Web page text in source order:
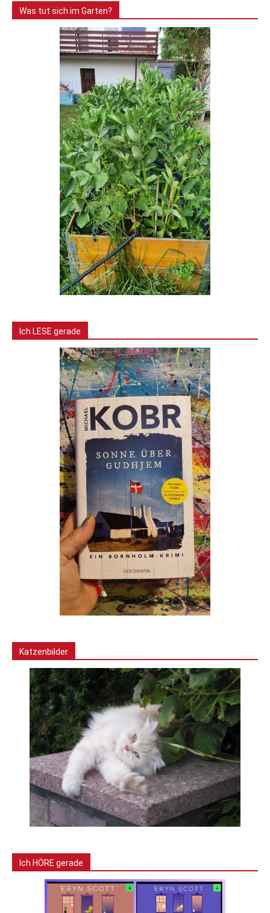
Was tut sich im Garten?
Ich LESE gerade
Katzenbilder
Ich HÖRE gerade